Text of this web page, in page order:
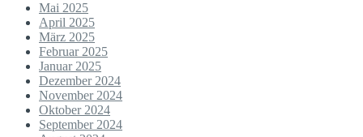
Mai 2025
April 2025
März 2025
Februar 2025
Januar 2025
Dezember 2024
November 2024
Oktober 2024
September 2024